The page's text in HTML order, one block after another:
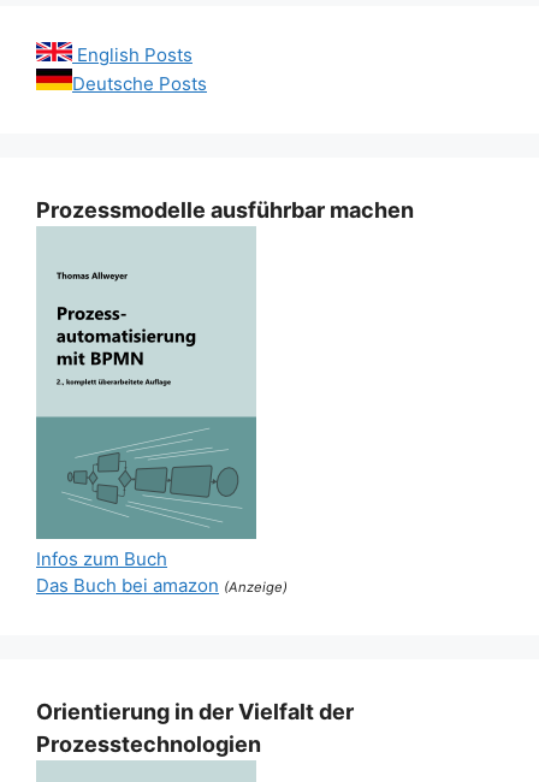
English Posts
Deutsche Posts
Prozessmodelle ausführbar machen
Infos zum Buch
Das Buch bei amazon (Anzeige)
Orientierung in der Vielfalt der
Prozesstechnologien